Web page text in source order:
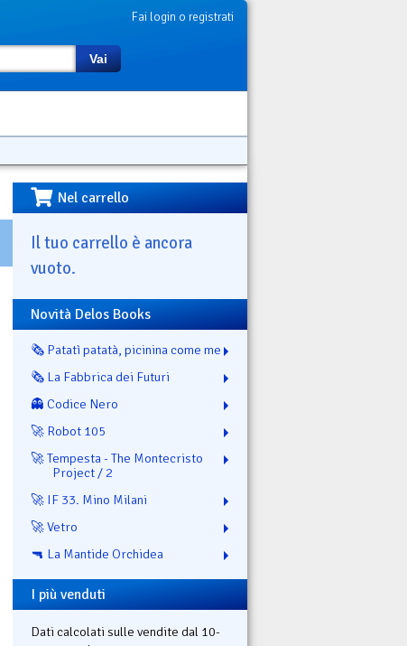
Fai login o registrati
Vai
Nel carrello
Il tuo carrello è ancora
vuoto.
Novità Delos Books
🗞️ Patatì patatà, picinina come me
🗞️ La Fabbrica dei Futuri
👻 Codice Nero
🚀 Robot 105
🚀 Tempesta - The Montecristo
Project / 2
🚀 IF 33. Mino Milani
🚀 Vetro
🔫 La Mantide Orchidea
I più venduti
Dati calcolati sulle vendite dal 10-